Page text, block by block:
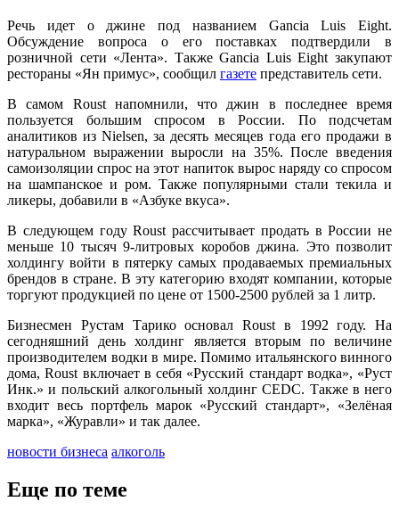
Речь идет о джине под названием Gancia Luis Eight.
Обсуждение вопроса о его поставках подтвердили в
розничной сети «Лента». Также Gancia Luis Eight закупают
рестораны «Ян примус», сообщил газете представитель сети.
В самом Roust напомнили, что джин в последнее время
пользуется большим спросом в России. По подсчетам
аналитиков из Nielsen, за десять месяцев года его продажи в
натуральном выражении выросли на 35%. После введения
самоизоляции спрос на этот напиток вырос наряду со спросом
на шампанское и ром. Также популярными стали текила и
ликеры, добавили в «Азбуке вкуса».
В следующем году Roust рассчитывает продать в России не
меньше 10 тысяч 9-литровых коробов джина. Это позволит
холдингу войти в пятерку самых продаваемых премиальных
брендов в стране. В эту категорию входят компании, которые
торгуют продукцией по цене от 1500-2500 рублей за 1 литр.
Бизнесмен Рустам Тарико основал Roust в 1992 году. На
сегодняшний день холдинг является вторым по величине
производителем водки в мире. Помимо итальянского винного
дома, Roust включает в себя «Русский стандарт водка», «Руст
Инк.» и польский алкогольный холдинг CEDC. Также в него
входит весь портфель марок «Русский стандарт», «Зелёная
марка», «Журавли» и так далее.
новости бизнеса алкоголь
Еще по теме